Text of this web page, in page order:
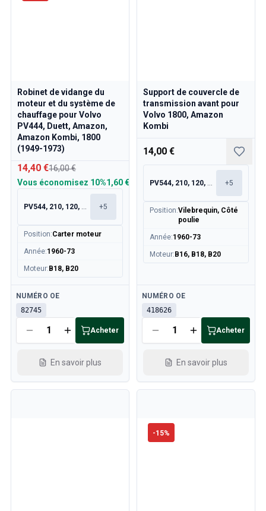
Robinet de vidange du
moteur et du système de
chauffage pour Volvo
PV444, Duett, Amazon,
Amazon Kombi, 1800
(1949-1973)
14,40 €16,00 €
Vous économisez 10%1,60 €
PV544, 210, 120, 130 +5
Position:Carter moteur
Année:1960-73
Moteur: B18, B20
Disponible
NUMÉRO OE
82745
Acheter
En savoir plus
Support de couvercle de
transmission avant pour
Volvo 1800, Amazon
Kombi
14,00 €
PV544, 210, 120, 130 +5
Position:Vilebrequin, Côté
poulie
Année:1960-73
Moteur: B16, B18, B20
Disponible
NUMÉRO OE
418626
Acheter
En savoir plus
-15%